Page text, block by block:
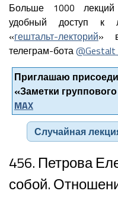
Больше 1000 лекций
удобный доступ к
«гештальт-лекторий»
телеграм-бота
Приглашаю
«Заметки
MAX
Случайная
456. Петрова
собой.